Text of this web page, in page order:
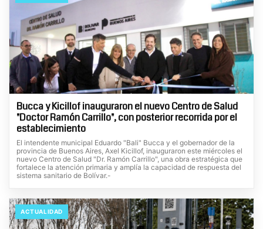
Bucca y Kicillof inauguraron el nuevo Centro de Salud
"Doctor Ramón Carrillo", con posterior recorrida por el
establecimiento
El intendente municipal Eduardo "Bali" Bucca y el gobernador de la
provincia de Buenos Aires, Axel Kicillof, inauguraron este miércoles el
nuevo Centro de Salud "Dr. Ramón Carrillo", una obra estratégica que
fortalece la atención primaria y amplía la capacidad de respuesta del
sistema sanitario de Bolívar.-
ACTUALIDAD